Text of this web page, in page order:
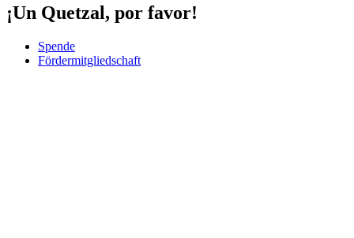
¡Un Quetzal, por favor!
Spende
Fördermitgliedschaft